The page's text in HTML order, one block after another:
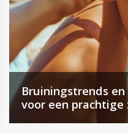
Bruiningstrends
voor een prachtige